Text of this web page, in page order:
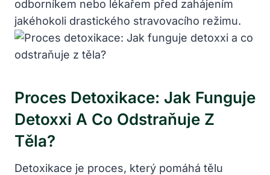
odborníkem nebo lékařem před zahájením
jakéhokoli drastického stravovacího režimu.
Proces Detoxikace: Jak Funguje
Detoxxi A Co Odstraňuje Z
Těla?
Detoxikace je proces, který pomáhá tělu